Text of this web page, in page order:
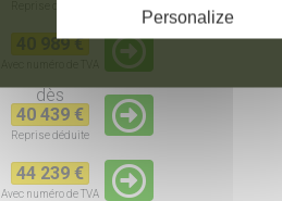
40 989 €
dès
40 439 €
Reprisedéduite
44 239 €
Avec numéro de TVA
Personalize